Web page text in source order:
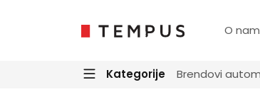
O
Kategorije Brendovi